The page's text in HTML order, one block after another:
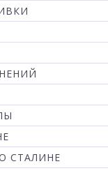
СТАЛИНЕ